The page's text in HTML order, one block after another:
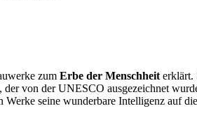
zum Erbe der Menschheit erklärt.
von der UNESCO ausgezeichnet
seine wunderbare Intelligenz auf